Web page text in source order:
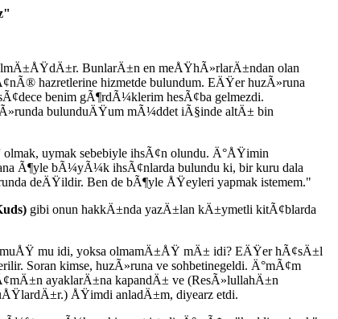
BunlarÄ±n en meÅŸhÃ»rlarÄ±ndan olan
hazretlerine hizmetde bulundum. EÄŸer huzÃ»runa
benim gÃ¶rdÃ¼klerim hesÃ¢ba gelmezdi.
bulunduÄŸum mÃ¼ddet iÃ§inde altÄ± bin
uymak sebebiyle ihsÃ¢n olundu. Ä°ÅŸimin
Ã¶yle bÃ¼yÃ¼k ihsÃ¢nlarda bulundu ki, bir kuru dala
deÄŸildir. Ben de bÃ¶yle ÅŸeyleri yapmak istemem."
gibi onun hakkÄ±nda yazÄ±lan kÄ±ymetli kitÃ¢blarda
mu idi, yoksa olmamÄ±ÅŸ mÄ± idi? EÄŸer hÃ¢sÄ±l
Soran kimse, huzÃ»runa ve sohbetinegeldi. Ä°mÃ¢m
ayaklarÄ±na kapandÄ± ve (ResÃ»lullahÄ±n
ÅŸimdi anladÄ±m, diyearz etdi.